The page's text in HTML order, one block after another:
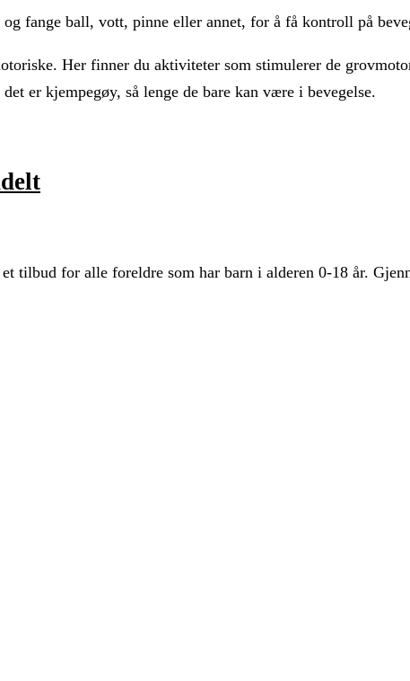
fange ball, vott, pinne eller annet, for å få kontroll på
Her finner du aktiviteter som stimulerer de
er kjempegøy, så lenge de bare kan være i bevegelse.
tilbud for alle foreldre som har barn i alderen 0-18 år.